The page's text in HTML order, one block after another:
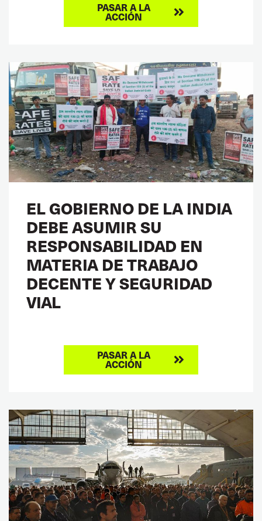
PASAR A LA
ACCIÓN
EL GOBIERNO DE LA INDIA
DEBE ASUMIR SU
RESPONSABILIDAD EN
MATERIA DE TRABAJO
DECENTE Y SEGURIDAD
VIAL
PASAR A LA
ACCIÓN